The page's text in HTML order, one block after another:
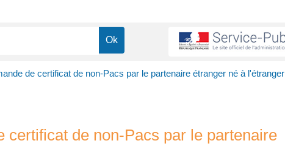
de certificat de non-Pacs par le partenaire étranger né à l'étranger
certificat de non-Pacs par le partenaire